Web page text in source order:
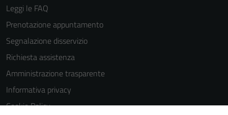
Leggi le FAQ
Prenotazione appuntamento
Segnalazione disservizio
Richiesta assistenza
Amministrazione trasparente
Informativa privacy
Cookie Policy
per il